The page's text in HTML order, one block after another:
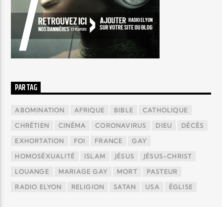
PAR TAG
ABOMINATION AFRIQUE BIBLE CATHOLIQUE
CHRÉTIEN CINÉMA CORONAVIRUS DIEU DÉCÈS
EXHORTATION FOI FRANCE GAY
HOMOSÉXUALITÉ ISLAM JÉSUS JÉSUS-CHRIST
LOUANGE MARIAGE GAY MORT PASTEUR
RADIO ELYON RELIGION SATAN USA ÉGLISE